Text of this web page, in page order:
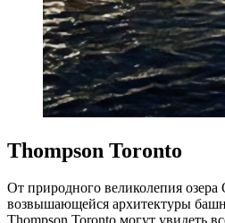
Thompson Toronto
От природного великолепия озера
возвышающейся архитектуры